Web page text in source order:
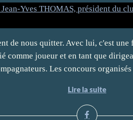
de nous quitter. Avec lui, c'est
comme joueur et en tant que
Les concours
Lire la suite